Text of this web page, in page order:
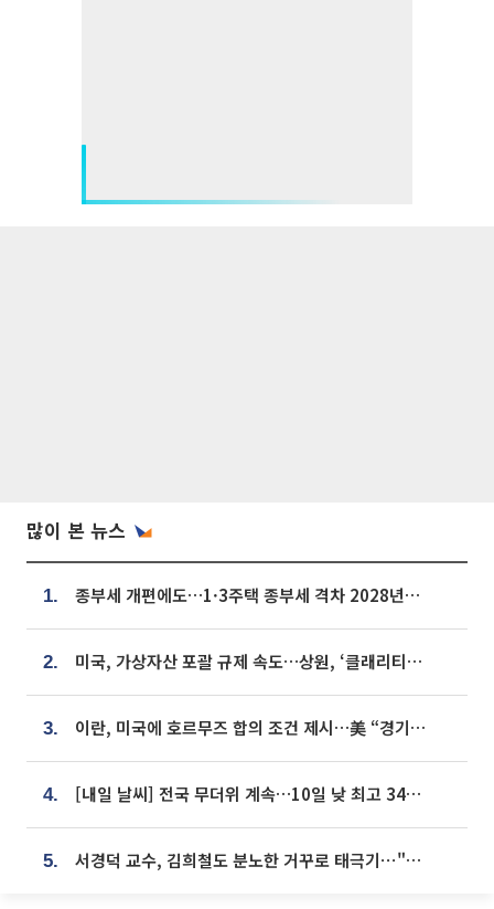
많이 본 뉴스
1. 종부세 개편에도…1·3주택 종부세 격차 2028년부터 확대
2. 미국, 가상자산 포괄 규제 속도…상원, ‘클래리티법’ 9월 절차투표 추진
3. 이란, 미국에 호르무즈 합의 조건 제시…美 “경기 아직 안 끝나” [종합]
4. [내일 날씨] 전국 무더위 계속…10일 낮 최고 34도 육박
5. 서경덕 교수, 김희철도 분노한 거꾸로 태극기⋯"엉터리는 아냐, 아쉬울 뿐"